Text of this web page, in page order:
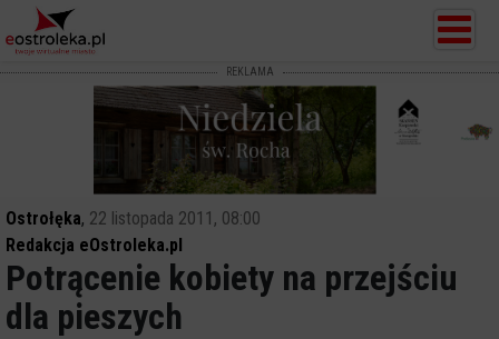
REKLAMA
Ostrołęka, 22 listopada 2011, 08:00
Redakcja eOstroleka.pl
Potrącenie kobiety na przejściu
dla pieszych